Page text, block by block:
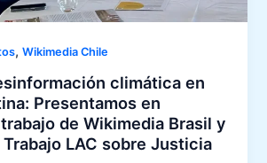
,Wikimedia Chile
climática en
Presentamos en
de Wikimedia Brasil y
LAC sobre Justicia